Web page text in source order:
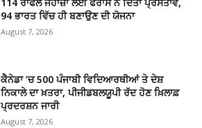
94 ਭਾਰਤ ਵਿੱਚ ਹੀ ਬਣਾਉਣ ਦੀ ਯੋਜਨਾ
August 7, 2026
ਕੈਨੇਡਾ ‘ਚ 500 ਪੰਜਾਬੀ ਵਿਦਿਆਰਥੀਆਂ ਤੇ ਦੇਸ਼
ਨਿਕਾਲੇ ਦਾ ਖ਼ਤਰਾ, ਪੀਜੀਡਬਲਯੂਪੀ ਰੱਦ ਹੋਣ ਖ਼ਿਲਾਫ਼
ਪ੍ਰਦਰਸ਼ਨ ਜਾਰੀ
August 7, 2026